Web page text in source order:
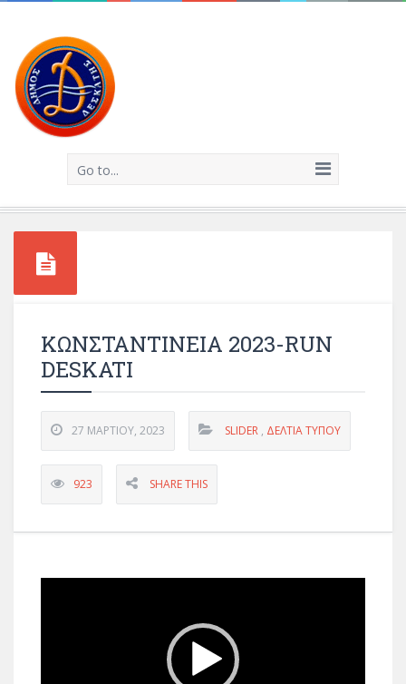
Go to...
ΚΩΝΣΤΑΝΤΙΝΕΙΑ 2023-RUN
DESKATI
27 ΜΑΡΤΊΟΥ, 2023 SLIDER , ΔΕΛΤΊΑ ΤΎΠΟΥ
923 SHARE THIS
Πρόγραμμα